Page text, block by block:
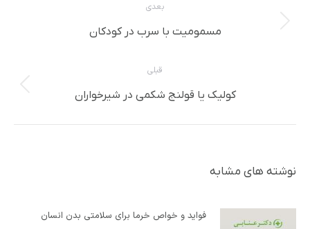
قبلی
پست
کولیک یا قولنج شکمی در شیرخواران
بعدی
نوشته
مسمومیت با سرب در کودکان
نوشته های مشابه
فواید و خواص خرما برای سلامتی بدن انسان